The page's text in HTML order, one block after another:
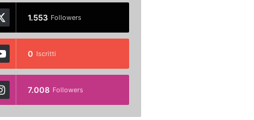
1.553 Followers
0 Iscritti
7.008 Followers